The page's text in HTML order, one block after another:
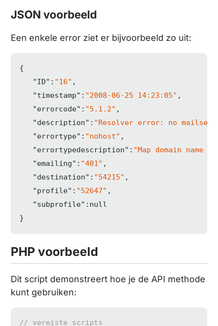
JSON voorbeeld
Een enkele error ziet er bijvoorbeeld zo uit:
{
"ID" : "16" ,
"timestamp" : "2008-06-25 14:23:05" ,
"errorcode" : "5.1.2" ,
"description" : "Resolver error: no
"errortype" : "nohost" ,
"errortypedescription" : "Map domain name
"emailing" : "401" ,
"destination" : "54215" ,
"profile" : "52647" ,
"subprofile" : null
}
PHP voorbeeld
Dit script demonstreert hoe je de API methode
kunt gebruiken:
// vereiste scripts